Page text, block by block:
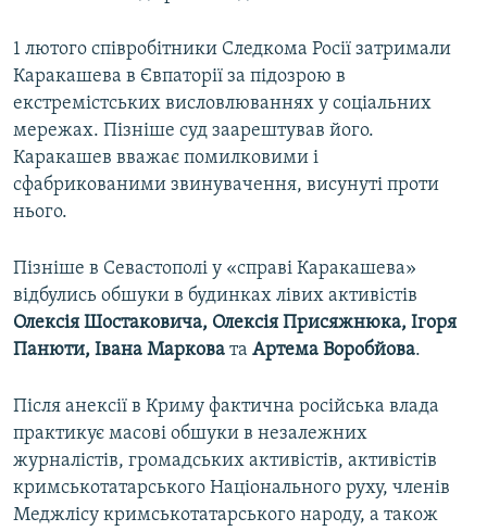
1 лютого співробітники Следкома Росії затримали
Каракашева в Євпаторії за підозрою в
екстремістських висловлюваннях у соціальних
мережах. Пізніше суд заарештував його.
Каракашев вважає помилковими і
сфабрикованими звинувачення, висунуті проти
нього.
Пізніше в Севастополі у «справі Каракашева»
відбулись обшуки в будинках лівих активістів
Олексія Шостаковича, Олексія Присяжнюка, Ігоря
Панюти, Івана Маркова та Артема Воробйова.
Після анексії в Криму фактична російська влада
практикує масові обшуки в незалежних
журналістів, громадських активістів, активістів
кримськотатарського Національного руху, членів
Меджлісу кримськотатарського народу, а також